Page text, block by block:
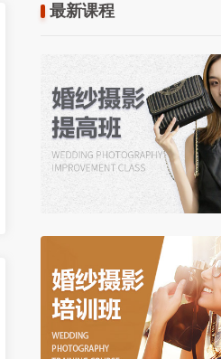
最新课程